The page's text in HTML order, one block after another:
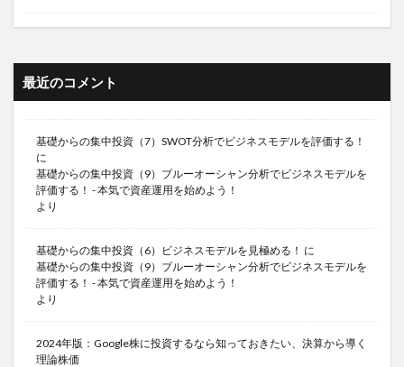
最近のコメント
基礎からの集中投資（7）SWOT分析でビジネスモデルを評価する！
に
基礎からの集中投資（9）ブルーオーシャン分析でビジネスモデルを
評価する！ - 本気で資産運用を始めよう！
より
基礎からの集中投資（6）ビジネスモデルを見極める！ に
基礎からの集中投資（9）ブルーオーシャン分析でビジネスモデルを
評価する！ - 本気で資産運用を始めよう！
より
2024年版：Google株に投資するなら知っておきたい、決算から導く
理論株価